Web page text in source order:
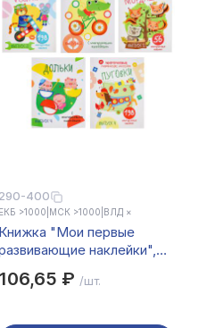
290-400
ЕКБ >1000 МСК >1000 ВЛД ×
Книжка "Мои первые
наклейки",
дизайнов
106,65 ₽ /шт.